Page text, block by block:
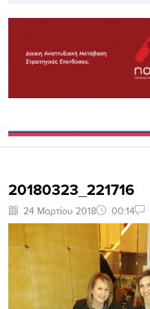
20180323_221716
24 Μαρτίου 2018 00:14